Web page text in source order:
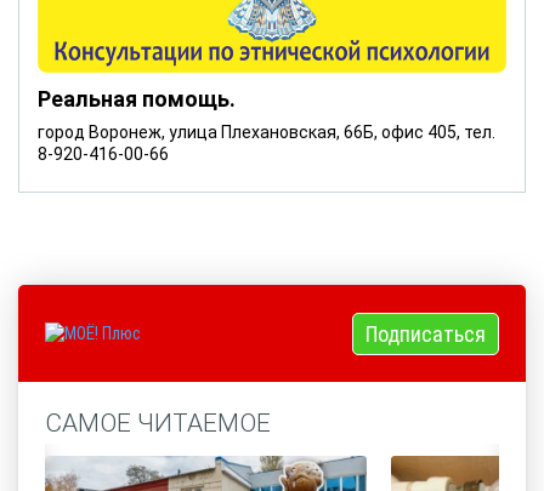
Реальная помощь.
город Воронеж, улица Плехановская, 66Б, офис 405, тел.
8-920-416-00-66
Подписаться
САМОЕ ЧИТАЕМОЕ